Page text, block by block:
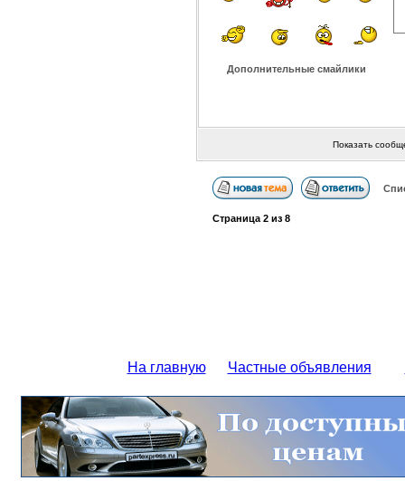
Дополнительные смайлики
Показать
Страница 2из 8
На главную Частные объявления